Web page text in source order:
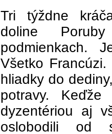
Tri týždne
doline
podmienkach.
Všetko
hliadky do
potravy.
dyzentériou aj
oslobodili od